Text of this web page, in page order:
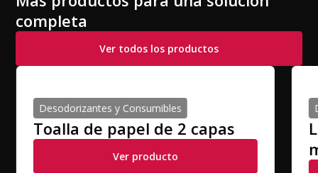
completa
Ver todos los productos
Desodorizantes y Consumibles
Toalla de papel de 2 capas
Ver producto